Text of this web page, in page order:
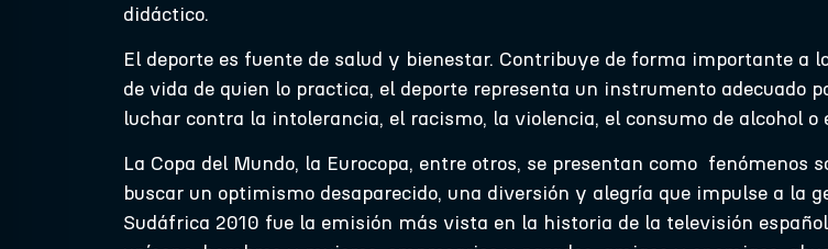
didáctico.
El deporte es fuente de salud y bienestar. Contribuye de forma importante a
de vida de quien lo practica, el deporte representa un instrumento adecuado
luchar contra la intolerancia, el racismo, la violencia, el consumo de alcohol o
La Copa del Mundo, la Eurocopa, entre otros, se presentan como fenómenos
buscar un optimismo desaparecido, una diversión y alegría que impulse a la
Sudáfrica 2010 fue la emisión más vista en la historia de la televisión